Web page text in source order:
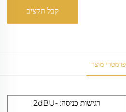
קבל תקציב
פרמטרי מוצר
רגישות כניסה: -2dBU